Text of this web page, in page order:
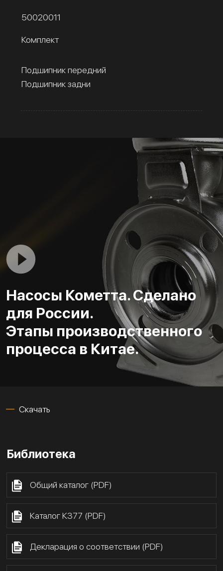
50020011
Комплект
Подшипник передний
Подшипник задни
Насосы Кометта. Сделано
для России.
Этапы производственного
процесса в Китае.
Скачать
Библиотека
Общий каталог (PDF)
Каталог К377 (PDF)
Декларация о соответствии (PDF)